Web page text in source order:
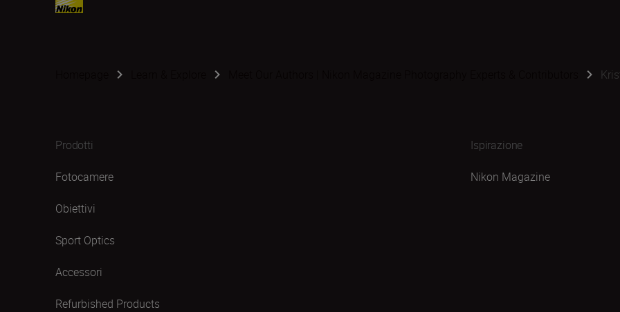
Prodotti
Fotocamere
Obiettivi
Sport Optics
Accessori
Refurbished Products
Ispirazione
Nikon Magazine